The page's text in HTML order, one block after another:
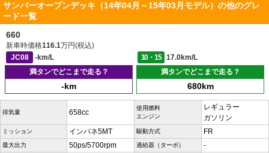
サンバーオープンデッキ（14年04月～15年03月モデル）の他のグレ
ード一覧
660
新車時価格116.1万円(税込)
JC08
-km/L 10・15
17.0km/L
満タンでどこまで走る？
-km
満タンでどこまで走る？
680km
排気量 658cc
使用燃料
エンジン
レギュラー
ガソリン
ミッション インパネ5MT 駆動方式 FR
最大出力 50ps/5700rpm 過給器（ターボ） -